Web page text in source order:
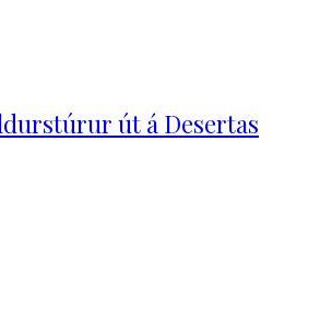
út á Desertas